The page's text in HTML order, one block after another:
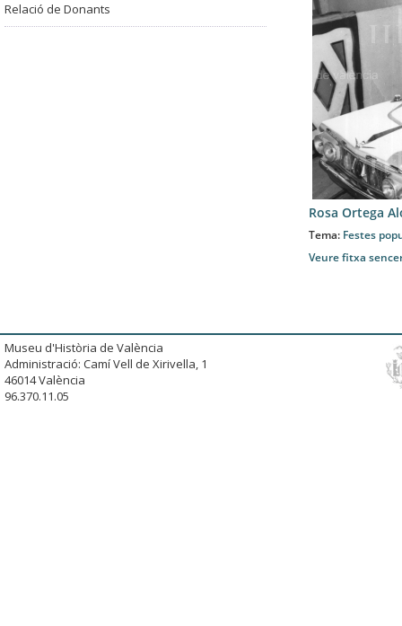
Relació de Donants
Rosa Ortega
Tema: Festes
Veure fitxa
Museu d'Història de València
Administració: Camí Vell de Xirivella, 1
46014 València
96.370.11.05